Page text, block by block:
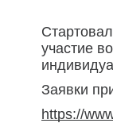
участие
Заявки
https://